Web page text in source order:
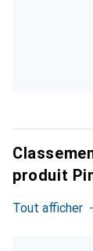
produit
Tout afficher